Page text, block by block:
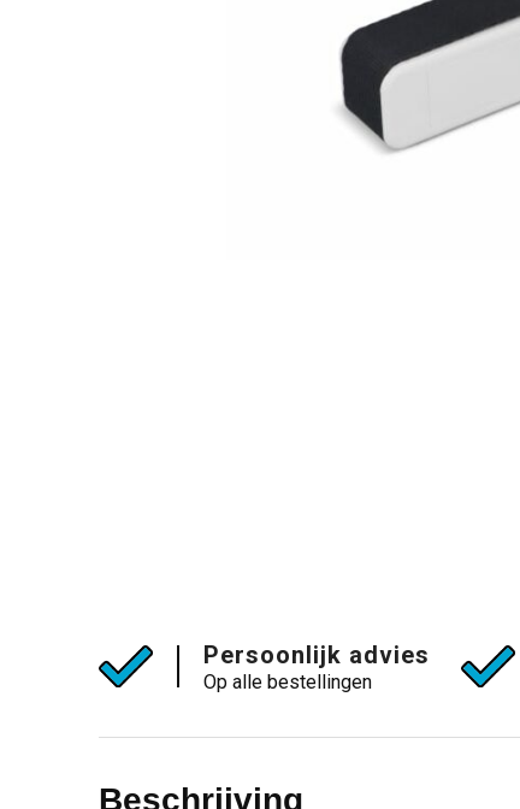
Persoonlijk advies
Op alle bestellingen
Beschrijving